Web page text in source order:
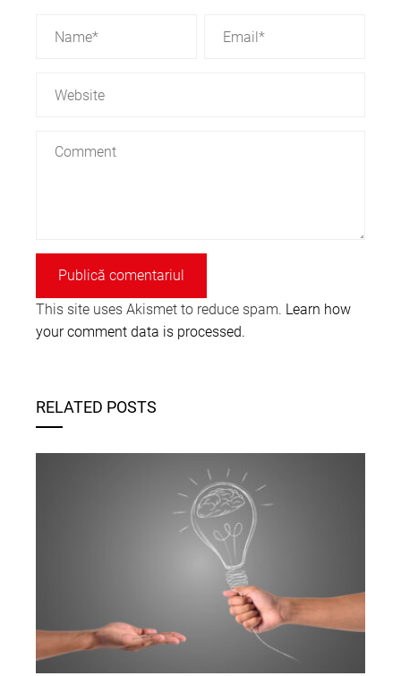
This site uses Akismet to reduce spam. Learn how
your comment data is processed.
RELATED POSTS